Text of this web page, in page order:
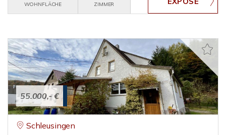
WOHNFLÄCHE
ZIMMER
55.000,- €
Schleusingen